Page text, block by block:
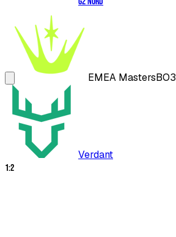
EMEA MastersBO3
Verdant
1:2